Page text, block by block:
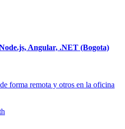
Angular, .NET (Bogota)
forma remota y otros en la oficina